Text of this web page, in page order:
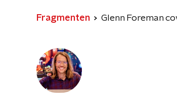
Fragmenten Glenn Foreman